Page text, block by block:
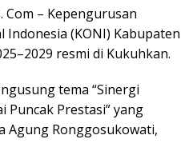
Com – Kepengurusan
Indonesia (KONI) Kabupaten
resmi di Kukuhkan.
tema “Sinergi
Puncak Prestasi” yang
Agung Ronggosukowati,